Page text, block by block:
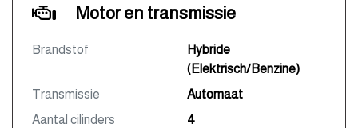
Motor en transmissie
Brandstof
Hybride
(Elektrisch/Benzine)
Transmissie
Automaat
Aantal cilinders
4